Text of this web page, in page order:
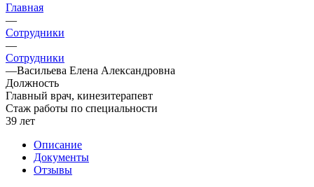
Главная
—
Сотрудники
—
Сотрудники
—Васильева Елена Александровна
Должность
Главный врач, кинезитерапевт
Стаж работы по специальности
39 лет
Описание
Документы
Отзывы